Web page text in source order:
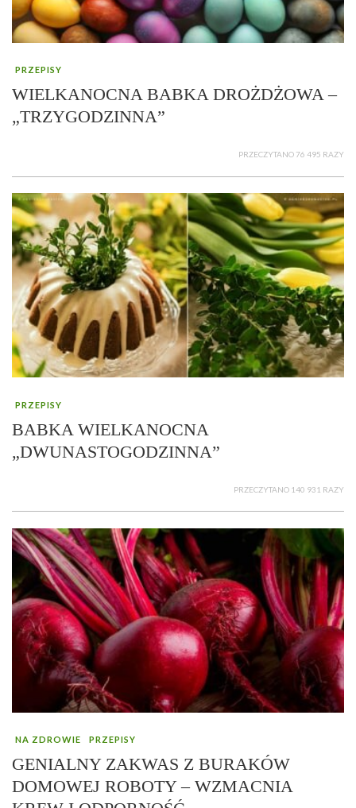
PRZEPISY
WIELKANOCNA BABKA DROŻDŻOWA –
„TRZYGODZINNA”
PRZECZYTANO 76 495 RAZY
PRZEPISY
BABKA WIELKANOCNA
„DWUNASTOGODZINNA”
PRZECZYTANO 140 931 RAZY
NA ZDROWIE PRZEPISY
GENIALNY ZAKWAS Z BURAKÓW
DOMOWEJ ROBOTY – WZMACNIA